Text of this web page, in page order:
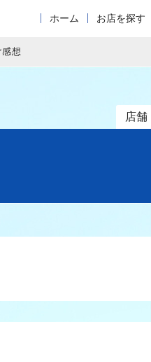
ホーム お店を探す
想
店舗